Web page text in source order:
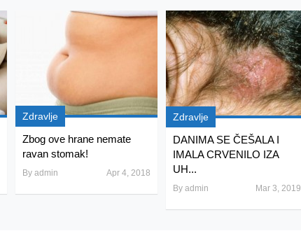
Zdravlje
Zbog ove hrane nemate
ravan stomak!
By admin Apr 4, 2018
Zdravlje
DANIMA SE ČEŠALA I
IMALA CRVENILO IZA
UH...
By admin Mar 3, 2019